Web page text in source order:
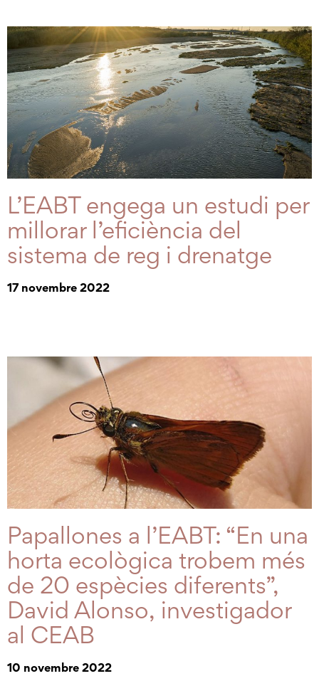
L’EABT engega un estudi per
millorar l’eficiència del
sistema de reg i drenatge
17 novembre 2022
Papallones a l’EABT: “En una
horta ecològica trobem més
de 20 espècies diferents”,
David Alonso, investigador
al CEAB
10 novembre 2022